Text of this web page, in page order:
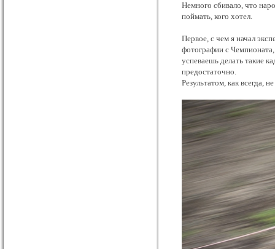
Немного сбивало, что
поймать, кого хотел.
Первое, с чем я начал
фотографии с
успеваешь делать такие
предостаточно.
Результатом, как всегда,